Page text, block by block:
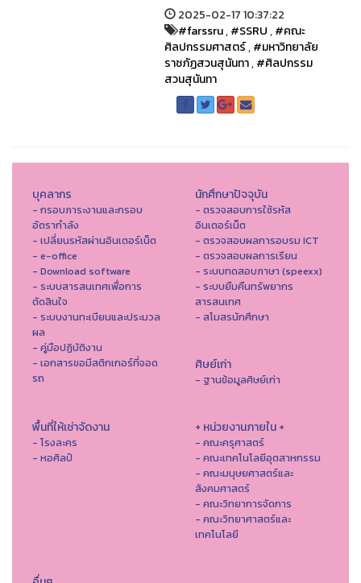
2025-02-17 10:37:22
#farssru,#SSRU,#คณะ
ศิลปกรรมศาสตร์,#มหาวิทยาลัย
ราชภัฏสวนสุนันทา,#ศิลปกรรม
สวนสุนันทา
บุคลากร
- กรอบภาระงานและกรอบ
อัตรากำลัง
- เปลี่ยนรหัสผ่านอินเตอร์เน็ต
- e-office
- Download software
- ระบบสารสนเทศเพื่อการ
ตัดสินใจ
- ระบบงานทะเบียนและประมวล
ผล
- คู่มือปฏิบัติงาน
- เอกสารขอมีสติกเกอร์ที่จอด
รถ
นักศึกษาปัจจุบัน
- ตรวจสอบการใช้รหัส
อินเตอร์เน็ต
- ตรวจสอบผลการอบรม ICT
- ตรวจสอบผลการเรียน
- ระบบทดสอบภาษา (speexx)
- ระบบยืมคืนทรัพยากร
สารสนเทศ
- สโมสรนักศึกษา
ศิษย์เก่า
- ฐานข้อมูลศิษย์เก่า
พื้นที่ให้เช่าจัดงาน
- โรงละคร
- หอศิลป์
+ หน่วยงานภายใน +
- คณะครุศาสตร์
- คณะเทคโนโลยีอุตสาหกรรม
- คณะมนุษยศาสตร์และ
สังคมศาสตร์
- คณะวิทยาการจัดการ
- คณะวิทยาศาสตร์และ
เทคโนโลยี